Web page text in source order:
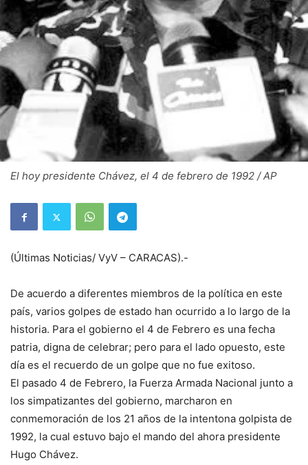
El hoy presidente Chávez, el 4 de febrero de 1992 / AP
(Últimas Noticias/ VyV – CARACAS).-
De acuerdo a diferentes miembros de la política en este
país, varios golpes de estado han ocurrido a lo largo de la
historia. Para el gobierno el 4 de Febrero es una fecha
patria, digna de celebrar; pero para el lado opuesto, este
día es el recuerdo de un golpe que no fue exitoso.
El pasado 4 de Febrero, la Fuerza Armada Nacional junto a
los simpatizantes del gobierno, marcharon en
conmemoración de los 21 años de la intentona golpista de
1992, la cual estuvo bajo el mando del ahora presidente
Hugo Chávez.